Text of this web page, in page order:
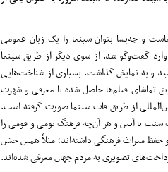
و چه‌بسا بتوان سینما را یک زبان عمومی
گفت‌وگو شد. از سوی دیگر از طریق سینما
و به نمایش گذاشت. بسیاری از شناخت‌هایی
تماشای فیلم‌ها حاصل شده یا معرفی و شهرت
از طریق قاب سینما صورت گرفته است.
یا آیین و هر آن‌چه فرهنگ بومی و قومی را
میراث فرهنگی داشته‌اند؛ مثلاً همین جشن
تصویری به مردم جهان معرفی شده‌اند.